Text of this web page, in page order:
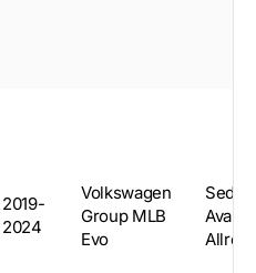
2019-
2024
Volkswagen
Group MLB
Evo
Avant,